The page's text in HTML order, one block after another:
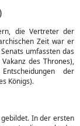
die Vertreter der
Zeit war er
umfassten das
des Thrones),
der
Königs).
In der ersten